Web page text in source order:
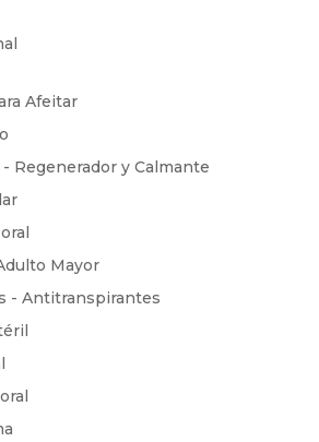
Afeitar
Regenerador y Calmante
Mayor
- Antitranspirantes